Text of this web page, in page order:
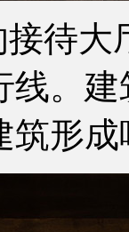
接待
线。
筑形